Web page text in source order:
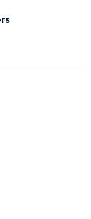
gerne bei uns
"Rufnummer